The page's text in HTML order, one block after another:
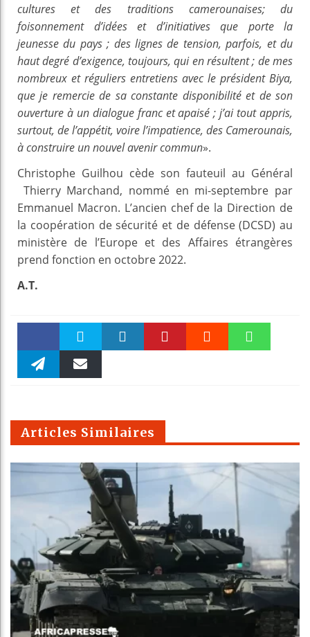
cultures et des traditions camerounaises; du
foisonnement d’idées et d’initiatives que porte la
jeunesse du pays ; des lignes de tension, parfois, et du
haut degré d’exigence, toujours, qui en résultent ; de mes
nombreux et réguliers entretiens avec le président Biya,
que je remercie de sa constante disponibilité et de son
ouverture à un dialogue franc et apaisé ; j’ai tout appris,
surtout, de l’appétit, voire l’impatience, des Camerounais,
à construire un nouvel avenir commun».
Christophe Guilhou cède son fauteuil au Général
Thierry Marchand, nommé en mi-septembre par
Emmanuel Macron. L’ancien chef de la Direction de
la coopération de sécurité et de défense (DCSD) au
ministère de l’Europe et des Affaires étrangères
prend fonction en octobre 2022.
A.T.
Faceboo Twitter
m
Articles Similaires